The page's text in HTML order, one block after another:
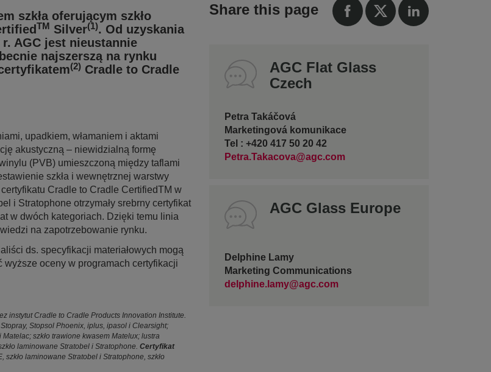
szkła oferującym szkło
TM Silver(1). Od uzyskania
AGC jest nieustannie
najszerszą na rynku
(2) Cradle to Cradle
upadkiem, włamaniem i aktami
akustyczną – niewidzialną formę
(PVB) umieszczoną między taflami
szkła i wewnętrznej warstwy
Cradle to Cradle CertifiedTM w
i Stratophone otrzymały srebrny certyfikat
w dwóch kategoriach. Dzięki temu linia
na zapotrzebowanie rynku.
ds. specyfikacji materiałowych mogą
oceny w programach certyfikacji
instytut Cradle to Cradle Products Innovation Institute.
Stopsol Phoenix, iplus, ipasol i Clearsight;
szkło trawione kwasem Matelux; lustra
laminowane Stratobel i Stratophone. Certyfikat
laminowane Stratobel i Stratophone, szkło
Share this page
AGC Flat Glass
Czech
Petra Takáčová
Marketingová komunikace
Tel : +420 417 50 20 42
Petra.Takacova@agc.com
AGC Glass Europe
Delphine Lamy
Marketing Communications
delphine.lamy@agc.com